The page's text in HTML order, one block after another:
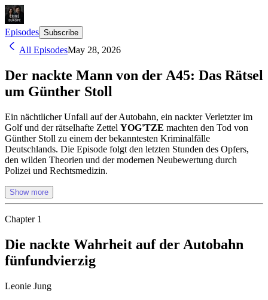
Episodes Subscribe
All EpisodesMay 28, 2026
Der nackte Mann von der A45: Das Rätsel
um Günther Stoll
Ein nächtlicher Unfall auf der Autobahn, ein nackter Verletzter im
Golf und der rätselhafte Zettel YOG'TZE machten den Tod von
Günther Stoll zu einem der bekanntesten Kriminalfälle
Deutschlands. Die Episode folgt den letzten Stunden des Opfers,
den wilden Theorien und der modernen Neubewertung durch
Polizei und Rechtsmedizin.
Show more
Chapter 1
Die nackte Wahrheit auf der Autobahn
fünfundvierzig
Leonie Jung